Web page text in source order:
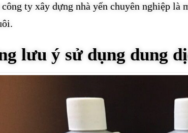
ty xây dựng nhà yến chuyên nghiệp
lưu ý sử dụng dung